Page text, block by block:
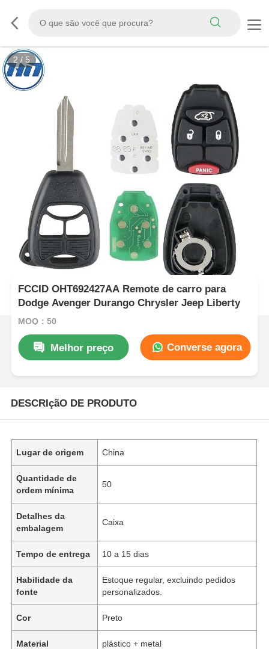
2 / 5
FCCID OHT692427AA Remote de carro para
Dodge Avenger Durango Chrysler Jeep Liberty
MOQ：50
Melhor preço Converse agora
DESCRIçãO DE PRODUTO
Lugar de origem China
Quantidade de
ordem mínima
50
Detalhes da
embalagem
Caixa
Tempo de entrega 10 a 15 dias
Habilidade da
fonte
Estoque regular, excluindo pedidos
personalizados.
Cor Preto
Material plástico + metal